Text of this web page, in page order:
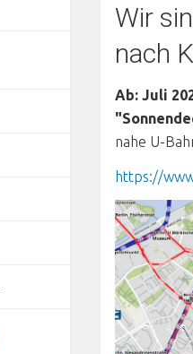
Wir
nach
Ab: Juli
nahe U-
https://